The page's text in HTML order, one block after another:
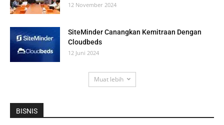
12 November 2024
SiteMinder Canangkan Kemitraan Dengan
Cloudbeds
12 Juni 2024
Muat lebih
BISNIS